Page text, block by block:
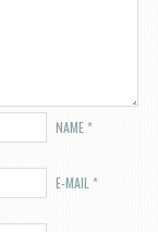
NAME*
E-MAIL *